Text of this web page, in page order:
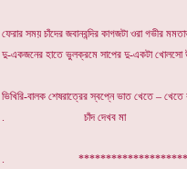
ফেরার সময় চাঁদের জবানবন্দির কাগজটা ওরা গভীর
দু-একজনের হাতে ভুলক্রমে সাপের দু-একটা খোলসো
ভিখিরি-বালক শেষরাত্রের স্বপ্নে ভাত খেতে –
. চাঁদ দেখব মা
.